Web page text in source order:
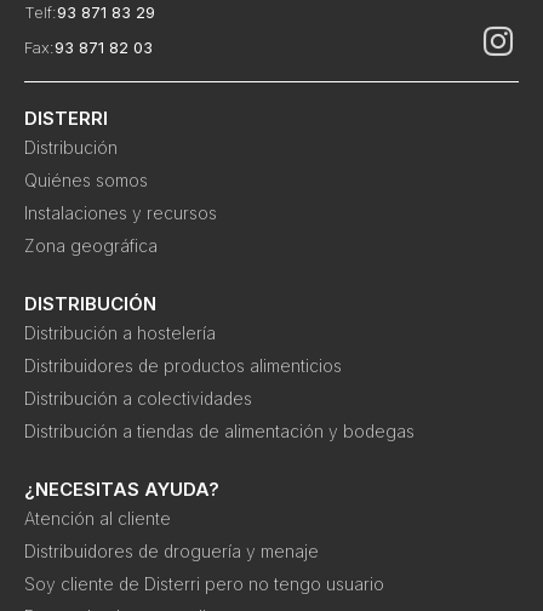
Telf:93 871 83 29
Fax:93 871 82 03
DISTERRI
Distribución
Quiénes somos
Instalaciones y recursos
Zona geográfica
DISTRIBUCIÓN
Distribución a hostelería
Distribuidores de productos alimenticios
Distribución a colectividades
Distribución a tiendas de alimentación y bodegas
¿NECESITAS AYUDA?
Atención al cliente
Distribuidores de droguería y menaje
Soy cliente de Disterri pero no tengo usuario